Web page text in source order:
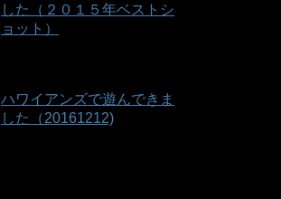
した（２０１５年ベストシ
ョット）
ハワイアンズで遊んできま
した（20161212)